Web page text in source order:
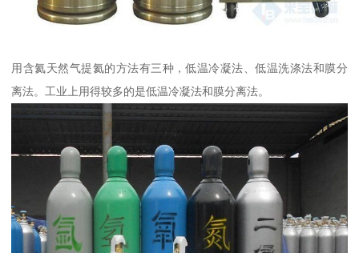
用含氦天然气提氦的方法有三种，低温冷凝法、低温洗涤法和膜分
离法。工业上用得较多的是低温冷凝法和膜分离法。